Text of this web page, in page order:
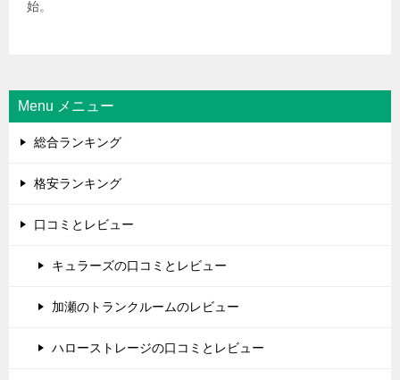
始。
Menu メニュー
総合ランキング
格安ランキング
口コミとレビュー
キュラーズの口コミとレビュー
加瀬のトランクルームのレビュー
ハローストレージの口コミとレビュー